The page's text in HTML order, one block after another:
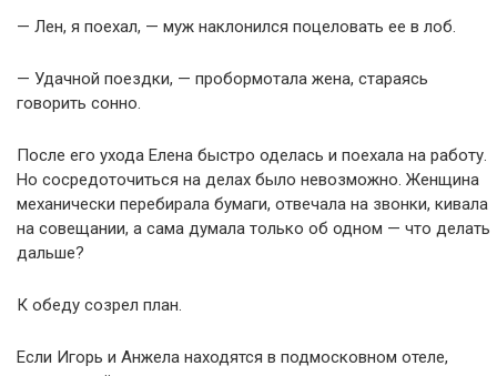
— Лен, я поехал, — муж наклонился поцеловать ее в лоб.
— Удачной поездки, — пробормотала жена, стараясь
говорить сонно.
После его ухода Елена быстро оделась и поехала на работу.
Но сосредоточиться на делах было невозможно. Женщина
механически перебирала бумаги, отвечала на звонки, кивала
на совещании, а сама думала только об одном — что делать
дальше?
К обеду созрел план.
Если Игорь и Анжела находятся в подмосковном отеле,